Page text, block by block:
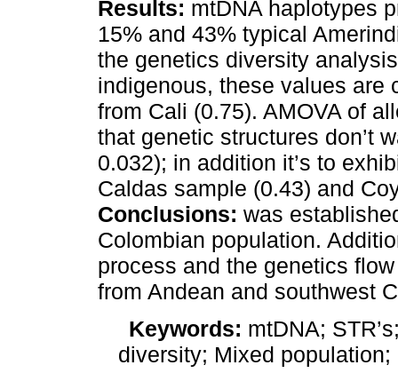
Results: mtDNA haplotypes
15% and 43% typical
the genetics diversity
indigenous, these values are
from Cali (0.75). AMOVA of
that genetic structures don’t
0.032); in addition it’s to
Caldas sample (0.43) and
Conclusions: was
Colombian population.
process and the genetics
from Andean and southwest
Keywords: mtDNA;
diversity; Mixed